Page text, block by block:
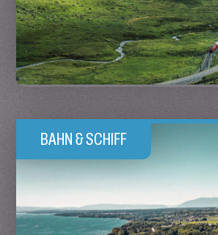
BAHN & SCHIFF